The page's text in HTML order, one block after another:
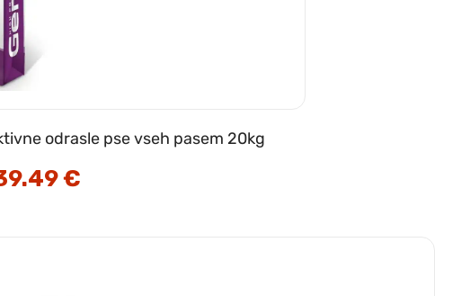
odrasle pse vseh pasem 20kg
€